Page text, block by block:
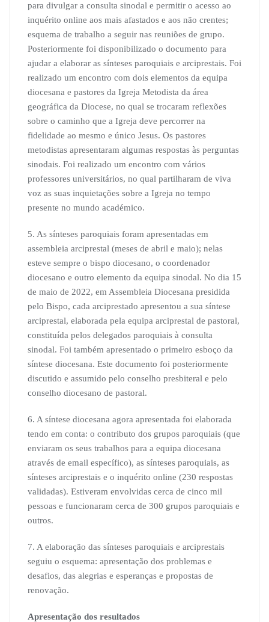
para divulgar a consulta sinodal e permitir o acesso ao
inquérito online aos mais afastados e aos não crentes;
esquema de trabalho a seguir nas reuniões de grupo.
Posteriormente foi disponibilizado o documento para
ajudar a elaborar as sínteses paroquiais e arciprestais. Foi
realizado um encontro com dois elementos da equipa
diocesana e pastores da Igreja Metodista da área
geográfica da Diocese, no qual se trocaram reflexões
sobre o caminho que a Igreja deve percorrer na
fidelidade ao mesmo e único Jesus. Os pastores
metodistas apresentaram algumas respostas às perguntas
sinodais. Foi realizado um encontro com vários
professores universitários, no qual partilharam de viva
voz as suas inquietações sobre a Igreja no tempo
presente no mundo académico.
5. As sínteses paroquiais foram apresentadas em
assembleia arciprestal (meses de abril e maio); nelas
esteve sempre o bispo diocesano, o coordenador
diocesano e outro elemento da equipa sinodal. No dia 15
de maio de 2022, em Assembleia Diocesana presidida
pelo Bispo, cada arciprestado apresentou a sua síntese
arciprestal, elaborada pela equipa arciprestal de pastoral,
constituída pelos delegados paroquiais à consulta
sinodal. Foi também apresentado o primeiro esboço da
síntese diocesana. Este documento foi posteriormente
discutido e assumido pelo conselho presbiteral e pelo
conselho diocesano de pastoral.
6. A síntese diocesana agora apresentada foi elaborada
tendo em conta: o contributo dos grupos paroquiais (que
enviaram os seus trabalhos para a equipa diocesana
através de email específico), as sínteses paroquiais, as
sínteses arciprestais e o inquérito online (230 respostas
validadas). Estiveram envolvidas cerca de cinco mil
pessoas e funcionaram cerca de 300 grupos paroquiais e
outros.
7. A elaboração das sínteses paroquiais e arciprestais
seguiu o esquema: apresentação dos problemas e
desafios, das alegrias e esperanças e propostas de
renovação.
Apresentação dos resultados